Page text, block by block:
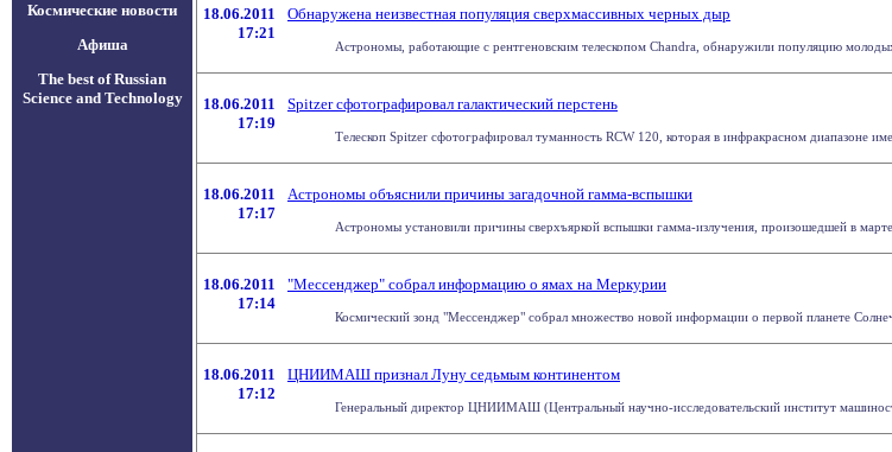
Космические новости
Афиша
The best of Russian
Science and Technology
18.06.2011
17:21
Обнаружена неизвестная популяция сверхмассивных черных дыр
Астрономы, работающие с рентгеновским телескопом Chandra, обнаружили популяцию
18.06.2011
17:19
Spitzer сфотографировал галактический перстень
Телескоп Spitzer сфотографировал туманность RCW 120, которая в инфракрасном диапазоне
18.06.2011
17:17
Астрономы объяснили причины загадочной гамма-вспышки
Астрономы установили причины сверхъяркой вспышки гамма-излучения, произошедшей в
18.06.2011
17:14
"Мессенджер" собрал информацию о ямах на Меркурии
Космический зонд "Мессенджер" собрал множество новой информации о первой планете
18.06.2011
17:12
ЦНИИМАШ признал Луну седьмым континентом
Генеральный директор ЦНИИМАШ (Центральный научно-исследовательский институт